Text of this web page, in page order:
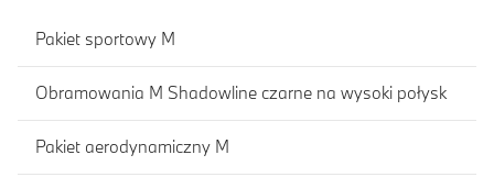
Pakiet sportowy M
Obramowania M Shadowline czarne na wysoki połysk
Pakiet aerodynamiczny M